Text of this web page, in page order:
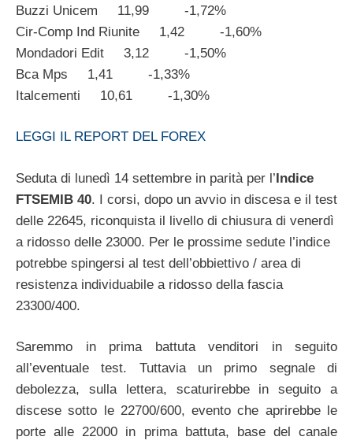
Buzzi Unicem 11,99 -1,72%
Cir-Comp Ind Riunite 1,42 -1,60%
Mondadori Edit 3,12 -1,50%
Bca Mps 1,41 -1,33%
Italcementi 10,61 -1,30%
LEGGI IL REPORT DEL FOREX
Seduta di lunedì 14 settembre in parità per l’Indice
FTSEMIB 40. I corsi, dopo un avvio in discesa e il test
delle 22645, riconquista il livello di chiusura di venerdì
a ridosso delle 23000. Per le prossime sedute l’indice
potrebbe spingersi al test dell’obbiettivo / area di
resistenza individuabile a ridosso della fascia
23300/400.
Saremmo in prima battuta venditori in seguito
all’eventuale test. Tuttavia un primo segnale di
debolezza, sulla lettera, scaturirebbe in seguito a
discese sotto le 22700/600, evento che aprirebbe le
porte alle 22000 in prima battuta, base del canale